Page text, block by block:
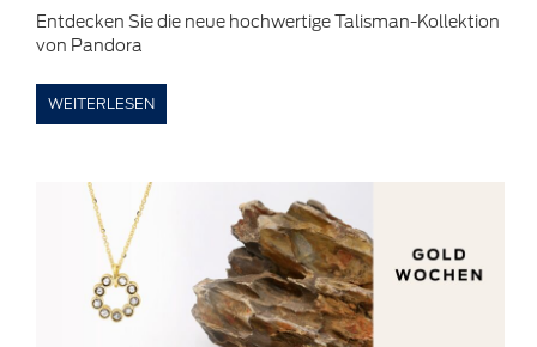
Entdecken Sie die neue hochwertige Talisman-Kollektion
von Pandora
WEITERLESEN